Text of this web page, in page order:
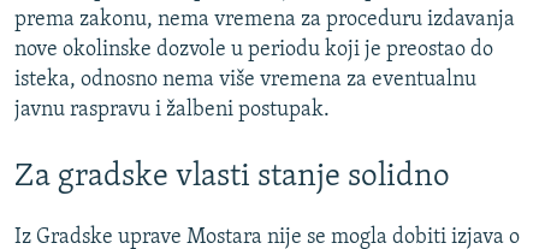
prema zakonu, nema vremena za proceduru izdavanja
nove okolinske dozvole u periodu koji je preostao do
isteka, odnosno nema više vremena za eventualnu
javnu raspravu i žalbeni postupak.
Za gradske vlasti stanje solidno
Iz Gradske uprave Mostara nije se mogla dobiti izjava o